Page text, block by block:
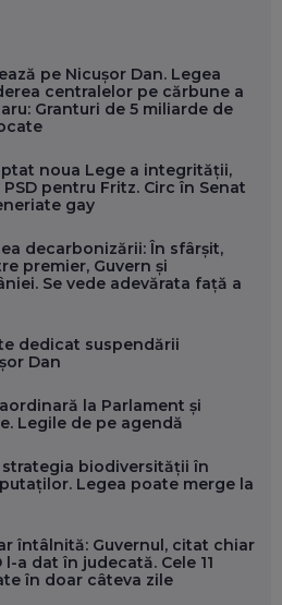
CA SĂ FII MAI BUN LA JOB. ȘI CUM
MUNCA, ÎN URMĂTORII ANI
COFONDATOR AL KULTH: CUM
CA SĂ ÎȚI DESCHIZI DRUMUL
NIVEL GLOBAL
BIT SENTINEL: CUM ÎȚI PROTEJEZI
CONTENTSPEED: VREI SUCCES ONLINE?
SOFTWARE DE LA CLUJ PENTRU
PĂMÂNT
pe Nicușor Dan. Legea
centralelor pe cărbune a
Granturi de 5 miliarde de
noua Lege a integrității,
pentru Fritz. Circ în Senat
gay
decarbonizării: În sfârșit,
premier, Guvern și
Se vede adevărata față a
dedicat suspendării
Dan
la Parlament și
Legile de pe agendă
biodiversității în
Legea poate merge la
întâlnită: Guvernul, citat chiar
a dat în judecată. Cele 11
în doar câteva zile